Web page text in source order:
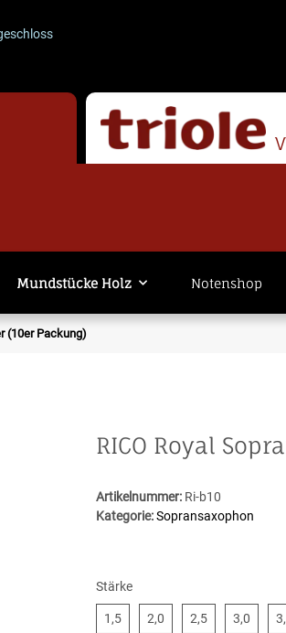
· Versand läuft weiter. -- ACHTUNG --
Mundstücke Holz Notenshop
(10er Packung)
RICO Royal
Artikelnummer: Ri-b10
Kategorie:Sopransaxophon
Stärke
1,51,5 2,0 2,52,5 3,0